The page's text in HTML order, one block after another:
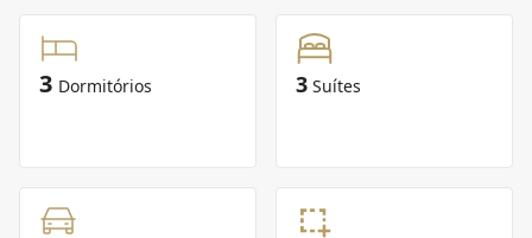
3 Dormitórios 3 Suítes